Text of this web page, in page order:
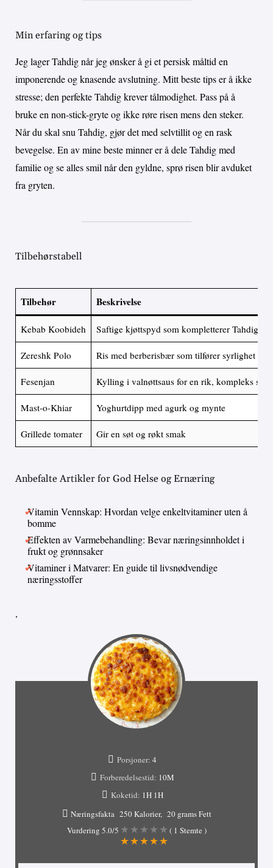
Min erfaring og tips
Jeg lager Tahdig når jeg ønsker å gi et persisk måltid en
imponerende og knasende avslutning. Mitt beste tips er å ikke
stresse; den perfekte Tahdig krever tålmodighet. Pass på å
bruke en non-stick-gryte og ikke røre risen mens den steker.
Når du skal snu Tahdig, gjør det med selvtillit og en rask
bevegelse. En av mine beste minner er å dele Tahdig med
familie og se alles smil når den gyldne, sprø risen blir avduket
fra gryten.
Tilbehørstabell
Tilbehør Beskrivelse
Kebab Koobideh Saftige kjøttspyd som kompletterer Tahdig
Zereshk Polo Ris med berberisbær som tilfører syrlighet
Fesenjan Kylling i valnøttsaus for en rik, kompleks
Mast-o-Khiar Yoghurtdipp med agurk og mynte
Grillede tomater Gir en søt og røkt smak
Anbefalte Artikler for God Helse og Ernæring
Vitamin Vennskap: Hvordan velge enkeltvitaminer uten å
bomme
Effekten av Varmebehandling: Bevar næringsinnholdet i
frukt og grønnsaker
Vitaminer i Matvarer: En guide til livsnødvendige
næringsstoffer
,
Porsjoner: 4
Forberedelsestid: 10M
Koketid: 1H 1H
Næringsfakta 250 Kalorier
20 grams Fett
Vurdering 5.0/5 ( 1 Stemte )